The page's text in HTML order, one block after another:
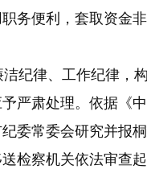
务便利，套取资金
纪律、工作纪律，
严肃处理。依据
委常委会研究并报
检察机关依法审查